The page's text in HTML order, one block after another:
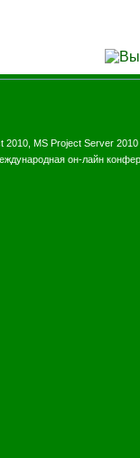
2010, MS Project Server 2010
он-лайн